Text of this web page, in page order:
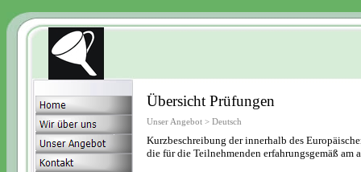
Übersicht Prüfungen
Unser Angebot > Deutsch
Kurzbeschreibung der innerhalb des
die für die Teilnehmenden erfahrungsgemäß